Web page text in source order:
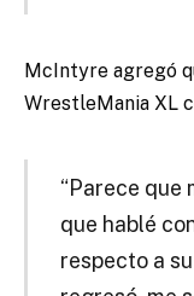
McIntyre agregó
WrestleMania XL
“Parece que
que hablé
respecto a